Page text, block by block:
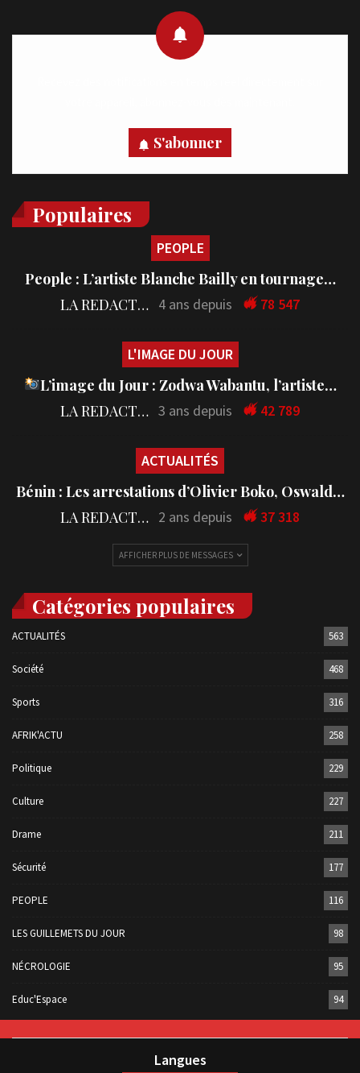
S'abonner
Populaires
PEOPLE
People : L’artiste Blanche Bailly en tournage…
LA REDACTION 4 ans depuis 78 547
L'IMAGE DU JOUR
L’image du Jour : Zodwa Wabantu, l’artiste…
LA REDACTION 3 ans depuis 42 789
ACTUALITÉS
Bénin : Les arrestations d’Olivier Boko, Oswald…
LA REDACTION 2 ans depuis 37 318
AFFICHER PLUS DE MESSAGES
Catégories populaires
ACTUALITÉS 563
Société 468
Sports 316
AFRIK'ACTU 258
Politique 229
Culture 227
Drame 211
Sécurité 177
PEOPLE 116
LES GUILLEMETS DU JOUR 98
NÉCROLOGIE 95
Educ'Espace 94
Langues